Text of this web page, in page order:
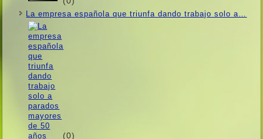
La empresa española que triunfa dando trabajo solo a…
(0)